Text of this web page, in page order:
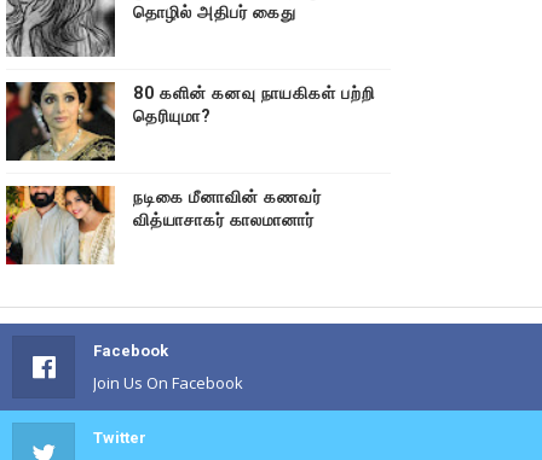
தொழில் அதிபர் கைது
80 களின் கனவு நாயகிகள் பற்றி
தெரியுமா?
நடிகை மீனாவின் கணவர்
வித்யாசாகர் காலமானார்
Facebook
Join Us On Facebook
Twitter